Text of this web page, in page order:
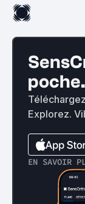
poche.
Explorez.
EN SAVOIR